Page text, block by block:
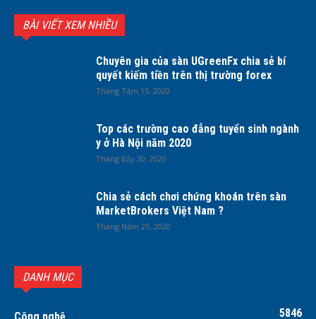
BÀI VIẾT XEM NHIỀU
Chuyên gia của sàn UGreenFx chia sẻ bí
quyết kiếm tiền trên thị trường forex
Tháng Tám 15, 2020
Top các trường cao đẳng tuyển sinh ngành
y ở Hà Nội năm 2020
Tháng Bảy 30, 2020
Chia sẻ cách chơi chứng khoán trên sàn
MarketBrokers Việt Nam ?
Tháng Năm 25, 2020
DANH MỤC
5846